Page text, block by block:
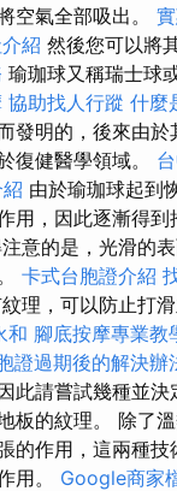
空氣全部吸出。
紹 然後您可以將
瑜珈球又稱瑞士球
協助找人行蹤 什麼
發明的，後來由於
復健醫學領域。
由於瑜珈球起到
用，因此逐漸得
意的是，光滑的
卡式台胞證介紹
理，可以防止打
和 腳底按摩專業教
證過期後的解決辦
此請嘗試幾種並
板的紋理。 除了
的作用，這兩種技
用。 Google商家